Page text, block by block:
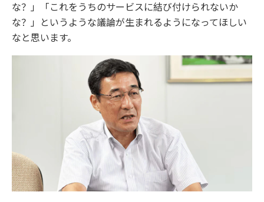
な？」「これをうちのサービスに結び付けられないか
な？」というような議論が生まれるようになってほしい
なと思います。